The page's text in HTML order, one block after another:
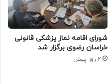
شورای اقامه نماز پزشکی قانونی
خراسان رضوی برگزار شد
2 روز پیش